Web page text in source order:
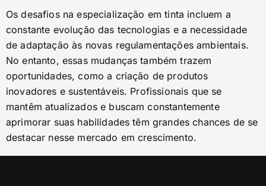
Os desafios na especialização em tinta incluem a
constante evolução das tecnologias e a necessidade
de adaptação às novas regulamentações ambientais.
No entanto, essas mudanças também trazem
oportunidades, como a criação de produtos
inovadores e sustentáveis. Profissionais que se
mantêm atualizados e buscam constantemente
aprimorar suas habilidades têm grandes chances de se
destacar nesse mercado em crescimento.